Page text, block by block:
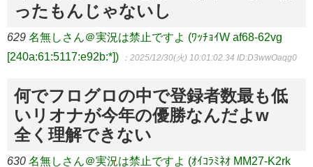
ったもんじゃないし
629 名無しさん＠実況は禁止ですよ (ﾜｯﾁｮｲW af68-62vg
[240a:61:5117:e92b:*])
：2025/12/30(火) 10:01:02.34 ID:D3wwOaqg0
何でフログロの中で登録者数最も低
いリオナが今年の優勝なんだよw
全く理解できない
630 名無しさん＠実況は禁止ですよ (ｵｲｺﾗﾐﾈｵ MM27-K2rk